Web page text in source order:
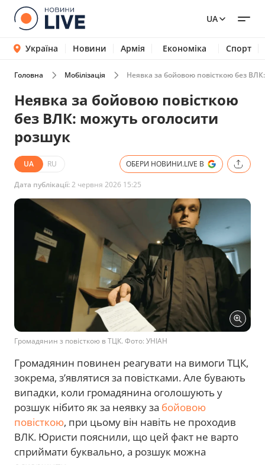
UA
Україна Новини Армія Економіка Спорт
Головна Мобілізація Неявка за бойовою повісткою без
Неявка за бойовою повісткою
без ВЛК: можуть оголосити
розшук
UA RU ОБЕРИ НОВИНИ.LIVE В
Дата публікації:2 червня 2026 15:25
Громадянин з повісткою в ТЦК. Фото: УНІАН
Громадянин повинен реагувати на вимоги ТЦК,
зокрема, з’являтися за повістками. Але бувають
випадки, коли громадянина оголошують у
розшук нібито як за неявку за бойовою
повісткою, при цьому він навіть не проходив
ВЛК. Юристи пояснили, що цей факт не варто
сприймати буквально, а розшук можна